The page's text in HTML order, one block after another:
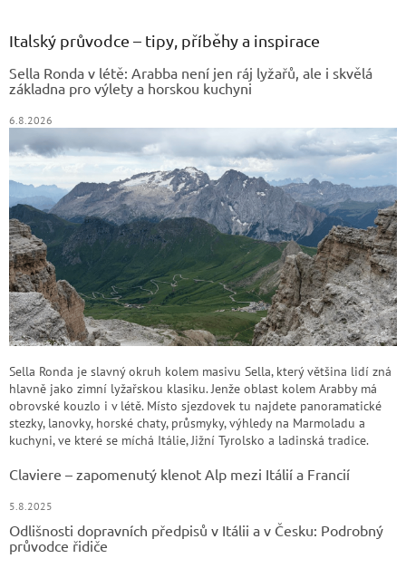
Italský průvodce – tipy, příběhy a inspirace
Sella Ronda v létě: Arabba není jen ráj lyžařů, ale i skvělá
základna pro výlety a horskou kuchyni
6.8.2026
Sella Ronda je slavný okruh kolem masivu Sella, který většina lidí zná
hlavně jako zimní lyžařskou klasiku. Jenže oblast kolem Arabby má
obrovské kouzlo i v létě. Místo sjezdovek tu najdete panoramatické
stezky, lanovky, horské chaty, průsmyky, výhledy na Marmoladu a
kuchyni, ve které se míchá Itálie, Jižní Tyrolsko a ladinská tradice.
Claviere – zapomenutý klenot Alp mezi Itálií a Francií
5.8.2025
Odlišnosti dopravních předpisů v Itálii a v Česku: Podrobný
průvodce řidiče